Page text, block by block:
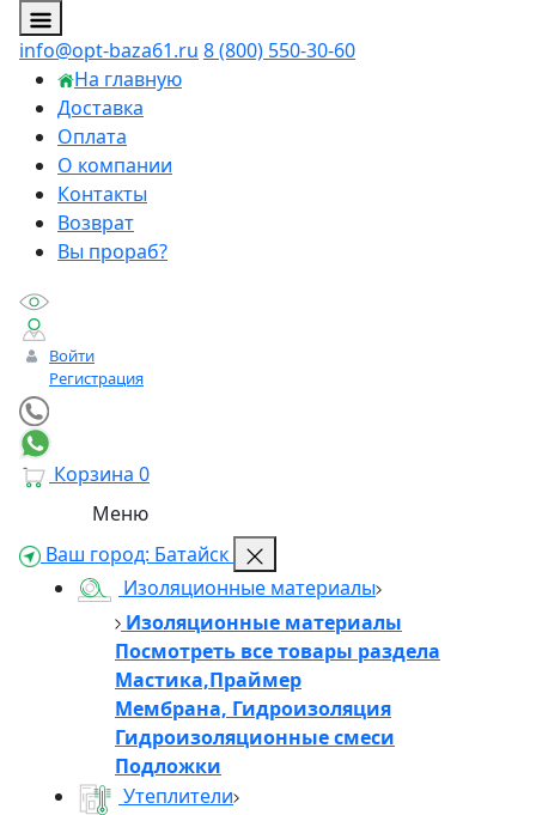
info@opt-baza61.ru 8 (800) 550-30-60
На главную
Доставка
Оплата
О компании
Контакты
Возврат
Вы прораб?
Войти
Регистрация
Корзина 0
Меню
Ваш город: Батайск
Изоляционные материалы
Изоляционные материалы
Посмотреть все товары раздела
Мастика,Праймер
Мембрана, Гидроизоляция
Гидроизоляционные смеси
Подложки
Утеплители